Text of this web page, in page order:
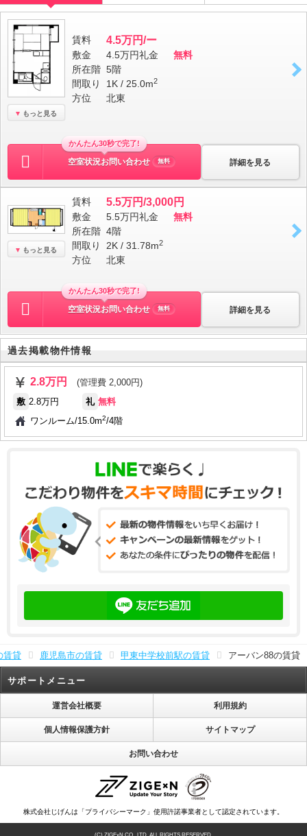
もっと見る
賃料 4.5万円/ー
敷金 4.5万円礼金
無料
所在階 5階
間取り
1K / 25.0m2
方位 北東
詳細を見る
かんたん30秒で完了!
空室状況お問い合わせ 無料
もっと見る
賃料 5.5万円/3,000円
敷金 5.5万円礼金
無料
所在階 4階
間取り
2K / 31.78m2
方位 北東
詳細を見る
かんたん30秒で完了!
空室状況お問い合わせ 無料
過去掲載物件情報
2.8万円
(管理費 2,000円)
敷 2.8万円 礼 無料
ワンルーム/15.0m2/4階
賃貸 鹿児島市の賃貸 甲東中学校前駅の賃貸 アーバン88の賃貸
サポートメニュー
運営会社概要 利用規約
個人情報保護方針 サイトマップ
お問い合わせ
株式会社じげんは「プライバシーマーク」使用許諾事業者として認定されています。